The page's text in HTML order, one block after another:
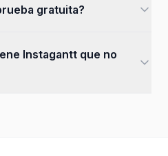
gratuita?
Instagantt que no